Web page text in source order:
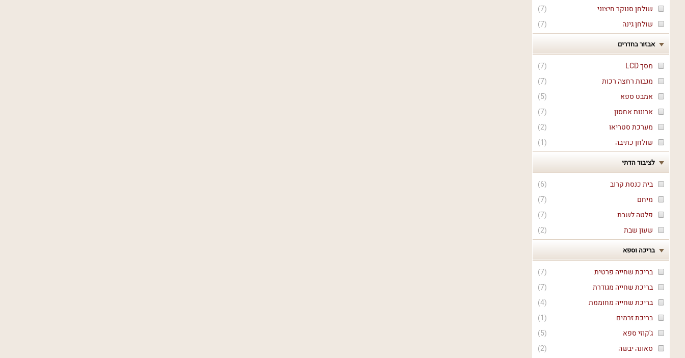
(
7
)
שולחן סנוקר חיצוני
(
7
) שולחן גינה
אבזור בחדרים
(
7
)
מסך LCD
(
7
)
מגבות רחצה רכות
(
5
)
אמבט ספא
(
7
)
ארונות אחסון
(
2
)
מערכת סטריאו
(
1
) שולחן כתיבה
לציבור הדתי
(
6
)
בית כנסת קרוב
(
7
)
מיחם
(
7
)
פלטה לשבת
(
2
) שעון שבת
בריכה וספא
(
7
)
בריכת שחייה פרטית
(
7
)
בריכת שחייה מגודרת
(
4
)
בריכת שחייה מחוממת
(
1
)
בריכת זרמים
(
5
)
ג'קוזי ספא
(
2
)
סאונה יבשה